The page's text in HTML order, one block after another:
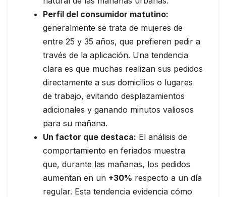
Perfil del consumidor matutino:
generalmente se trata de mujeres de
entre 25 y 35 años, que prefieren pedir a
través de la aplicación. Una tendencia
clara es que muchas realizan sus pedidos
directamente a sus domicilios o lugares
de trabajo, evitando desplazamientos
adicionales y ganando minutos valiosos
para su mañana.
Un factor que destaca: El análisis de
comportamiento en feriados muestra
que, durante las mañanas, los pedidos
aumentan en un +30% respecto a un día
regular. Esta tendencia evidencia cómo